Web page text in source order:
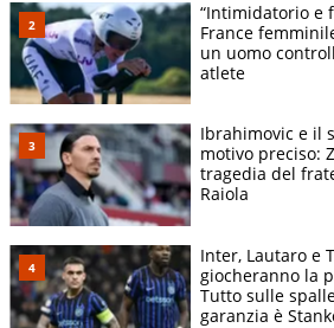
“Intimidatorio e
France
un uomo
atlete
Ibrahimovic e il
motivo preciso:
tragedia del
Raiola
Inter, Lautaro e
giocheranno la
Tutto sulle
garanzia è